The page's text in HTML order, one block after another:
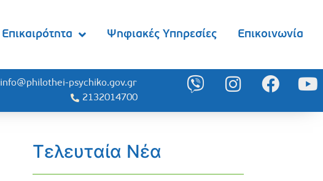
Επικαιρότητα Ψηφιακές Υπηρεσίες Επικοινωνία
info@philothei-psychiko.gov.gr
2132014700
Τελευταία Νέα